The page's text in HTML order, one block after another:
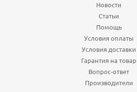
Новости
Статьи
Помощь
Условия оплаты
Условия доставки
Гарантия на товар
Вопрос-ответ
Производители